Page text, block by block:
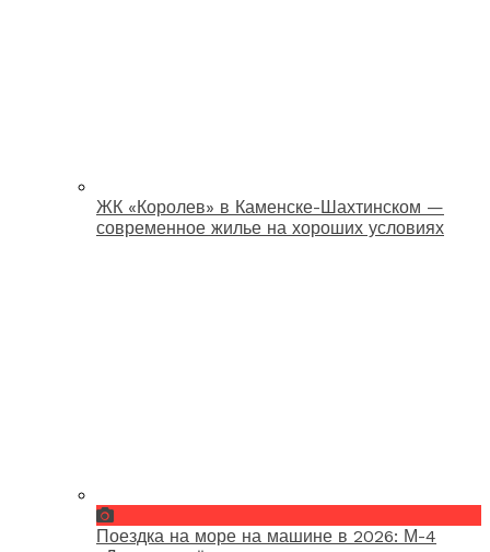
ЖК «Королев» в Каменске-Шахтинском —
современное жилье на хороших условиях
Поездка на море на машине в 2026: М-4